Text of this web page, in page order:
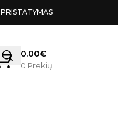
PRISTATYMAS
0 Prekių
0.00€